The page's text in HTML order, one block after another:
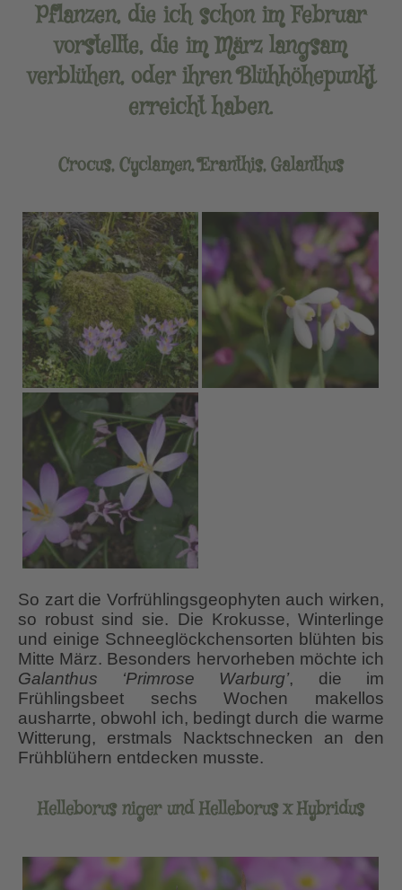
Pflanzen, die ich schon im Februar
vorstellte, die im März langsam
verblühen, oder ihren Blühhöhepunkt
erreicht haben.
Crocus, Cyclamen, Eranthis, Galanthus
So zart die Vorfrühlingsgeophyten auch wirken,
so robust sind sie. Die Krokusse, Winterlinge
und einige Schneeglöckchensorten blühten bis
Mitte März. Besonders hervorheben möchte ich
Galanthus ‘Primrose Warburg’, die im
Frühlingsbeet sechs Wochen makellos
ausharrte, obwohl ich, bedingt durch die warme
Witterung, erstmals Nacktschnecken an den
Frühblühern entdecken musste.
Helleborus niger und Helleborus x Hybridus